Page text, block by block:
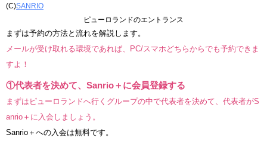
(C)SANRIO
ピューロランドのエントランス
まずは予約の方法と流れを解説します。
メールが受け取れる環境であれば、PC/スマホどちらからでも予約できま
すよ！
①代表者を決めて、Sanrio＋に会員登録する
まずはピューロランドへ行くグループの中で代表者を決めて、代表者がS
anrio＋に入会しましょう。
Sanrio＋への入会は無料です。